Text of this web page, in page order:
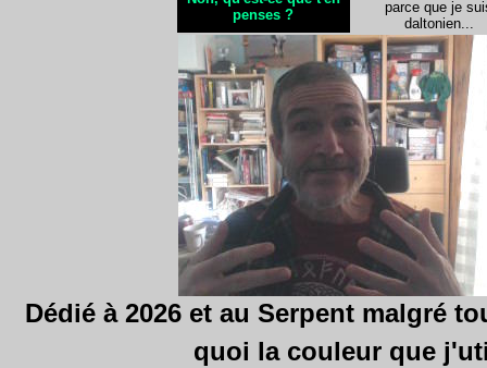
penses ?
parce que je
daltonien...
Dédié à 2026 et au Serpent malgré
quoi la couleur que